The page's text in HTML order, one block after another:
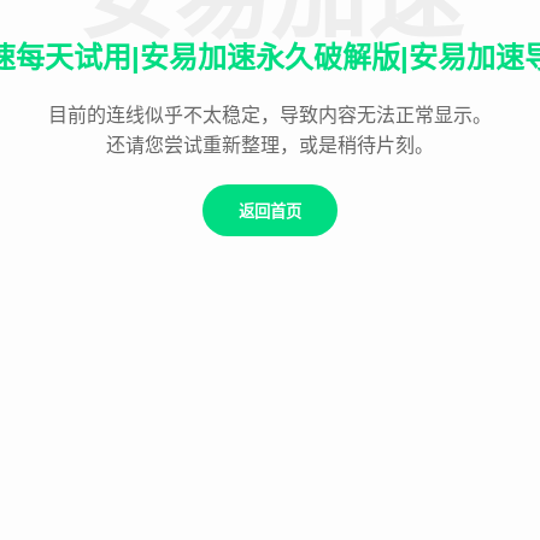
每天试用|安易加速永久破解版|安易加速
目前的连线似乎不太稳定，导致内容无法正常显示。
还请您尝试重新整理，或是稍待片刻。
返回首页